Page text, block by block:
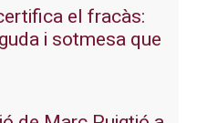
el fracàs:
i sotmesa que